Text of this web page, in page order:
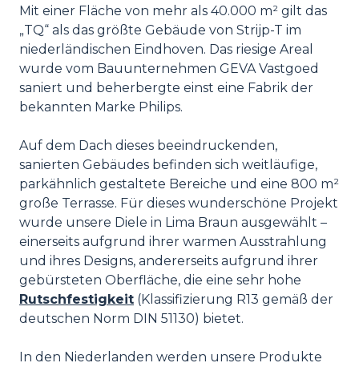
Mit einer Fläche von mehr als 40.000 m² gilt das
„TQ“ als das größte Gebäude von Strijp-T im
niederländischen Eindhoven. Das riesige Areal
wurde vom Bauunternehmen GEVA Vastgoed
saniert und beherbergte einst eine Fabrik der
bekannten Marke Philips.
Auf dem Dach dieses beeindruckenden,
sanierten Gebäudes befinden sich weitläufige,
parkähnlich gestaltete Bereiche und eine 800 m²
große Terrasse. Für dieses wunderschöne Projekt
wurde unsere Diele in Lima Braun ausgewählt –
einerseits aufgrund ihrer warmen Ausstrahlung
und ihres Designs, andererseits aufgrund ihrer
gebürsteten Oberfläche, die eine sehr hohe
Rutschfestigkeit (Klassifizierung R13 gemäß der
deutschen Norm DIN 51130) bietet.
In den Niederlanden werden unsere Produkte